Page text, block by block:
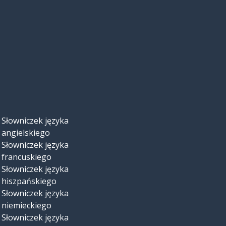
Słowniczek języka
angielskiego
Słowniczek języka
francuskiego
Słowniczek języka
hiszpańskiego
Słowniczek języka
niemieckiego
Słowniczek języka